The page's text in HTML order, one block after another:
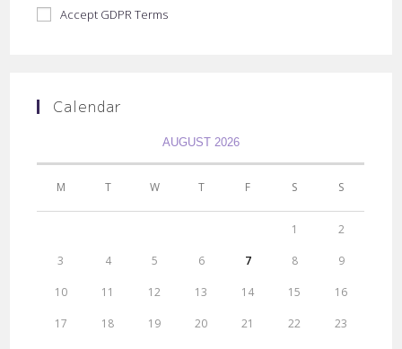
Accept GDPR Terms
Calendar
AUGUST 2026
M T W T F S S
1 2
3 4 5 6 7 8 9
10 11 12 13 14 15 16
17 18 19 20 21 22 23